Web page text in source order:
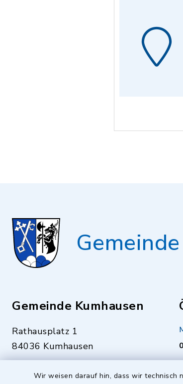
Wir weisen darauf hin, dass wir technisch
Gemeinde Kumhausen
Rathausplatz 1
84036 Kumhausen